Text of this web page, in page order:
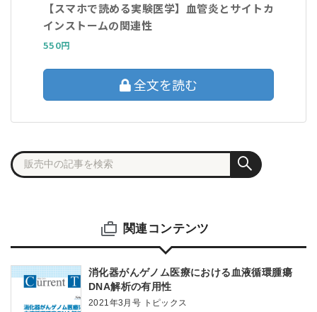
【スマホで読める実験医学】血管炎とサイトカ
インストームの関連性
550円
全文を読む
関連コンテンツ
消化器がんゲノム医療における血液循環腫瘍
DNA解析の有用性
2021年3月号 トピックス